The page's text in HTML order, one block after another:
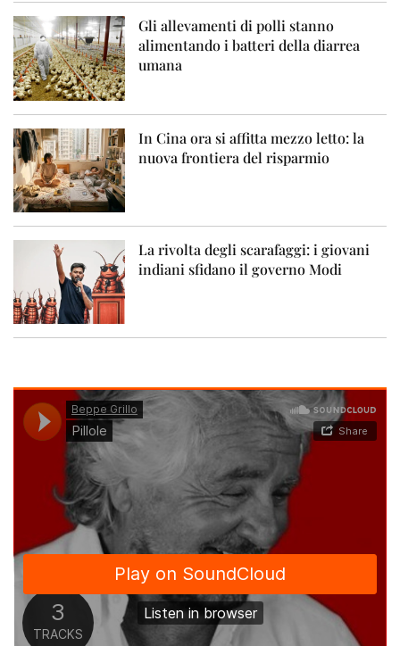
Gli allevamenti di polli stanno
alimentando i batteri della diarrea
umana
In Cina ora si affitta mezzo letto: la
nuova frontiera del risparmio
La rivolta degli scarafaggi: i giovani
indiani sfidano il governo Modi